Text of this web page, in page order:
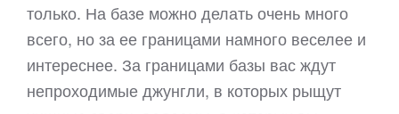
только. На базе можно делать очень много
всего, но за ее границами намного веселее и
интереснее. За границами базы вас ждут
непроходимые джунгли, в которых рыщут